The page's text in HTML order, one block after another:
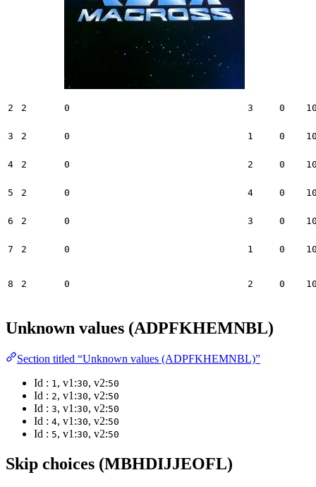
2 2 0 3 0
3 2 0 1 0
4 2 0 2 0
5 2 0 4 0
6 2 0 3 0
7 2 0 1 0
8 2 0 2 0
Unknown values (ADPFKHEMNBL)
Section titled “Unknown values (ADPFKHEMNBL)”
Id : 1, v1:30, v2:50
Id : 2, v1:30, v2:50
Id : 3, v1:30, v2:50
Id : 4, v1:30, v2:50
Id : 5, v1:30, v2:50
Skip choices (MBHDIJJEOFL)